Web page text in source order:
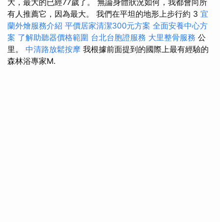
大，最大的已經77歲了。 無論身體狀況如何，我都會向所
有人推薦它，因為最大。 我們在平坦的地形上步行約 3 宜
蘭外燴服務介紹 平價居家清潔300元方案 全面安養中心方
案 了解助聽器價格範圍 台北台胞證服務 大里整骨服務 公
里。 中清路放鬆按摩 我根據前面提到的國際上最有經驗的
森林浴專家M.